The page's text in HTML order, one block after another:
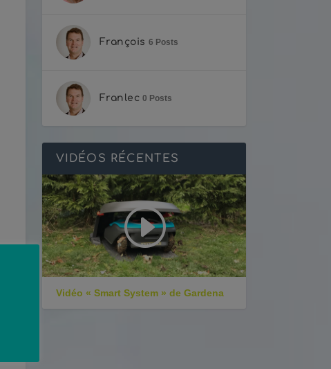
François 6 Posts
Franlec 0 Posts
VIDÉOS RÉCENTES
Vidéo « Smart System » de Gardena